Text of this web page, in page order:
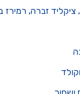
זברה, רמירז